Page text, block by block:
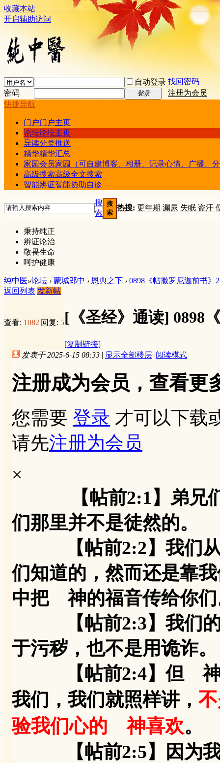
收藏本站
开启辅助访问
自动登录 找回密码
密码
登录
注册为会员
快捷导航
门户门户主页
论坛论坛主页
导读分类推送
精华精华汇总
家园会员家园（可自建博客、相册、记录心情、广播、
高级搜索高级全文搜索
智能辨证智能协助自诊
搜
索
搜
索
热搜: 更年期 漏尿 失眠 盗汗
秉持纯正
辨证论治
敬畏生命
呵护健康
纯中医»论坛 › 蒙城郎中 › 恩典之下 › 0898《帖撒罗尼迦前书》2
返回列表 发新帖
查看: 1082|回复: 5[《圣经》通读] 0898
[复制链接]
发表于 2025-6-15 08:33 | 显示全部楼层 |阅读模式
注册成为会员，查看更
您需要 登录 才可以下载
请先注册为会员
×
【帖前2:1】弟兄
们那里并不是徒然的。
【帖前2:2】我们从
们知道的，然而还是靠
中把 神的福音传给你
【帖前2:3】我们的
于污秽，也不是用诡诈。
【帖前2:4】但 神既
我们，我们就照样讲，
验我们心的 神喜欢。
【帖前2:5】因为我